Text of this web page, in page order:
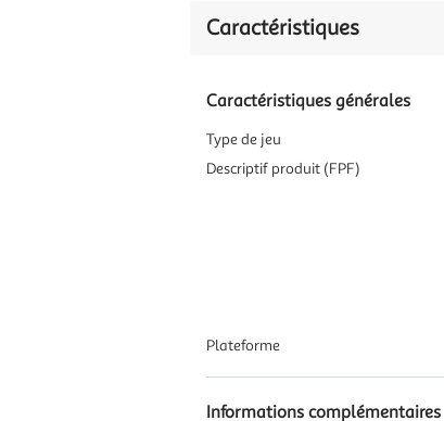
Caractéristiques
Caractéristiques générales
Type de jeu
Descriptif produit (FPF)
Plateforme
Informations complémentaires